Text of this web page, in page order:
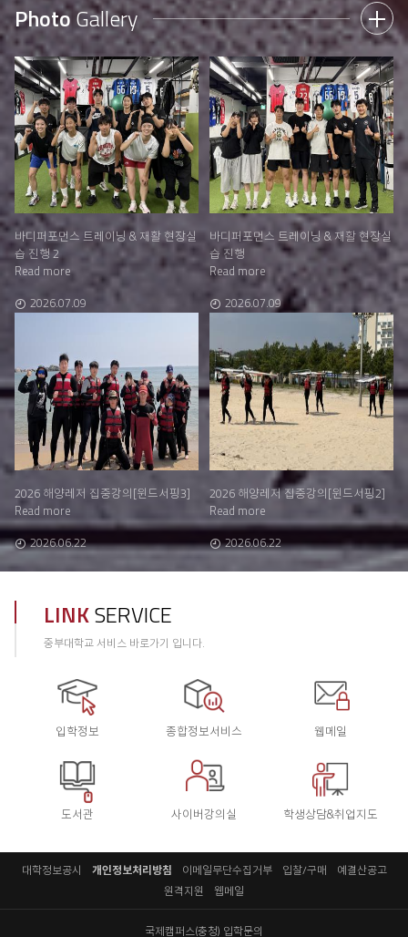
PhotoGallery
2026.07.09
바디퍼포먼스 트레이닝 & 재활 현장실
습 진행 2
Read more
2026.07.09
바디퍼포먼스 트레이닝 & 재활 현장실
습 진행
Read more
2026.06.22
2026 해양레저 집중강의[윈드서핑3]
Read more
2026.06.22
2026 해양레저 집중강의[윈드서핑2]
Read more
더
보
기
LINKSERVICE
중부대학교 서비스 바로가기 입니다.
입학정보 종합정보서비스 웹메일
도서관 사이버강의실 학생상담&취업지도
대학정보공시 개인정보처리방침 이메일무단수집거부 입찰/구매
예결산공고
원격지원
웹메일
국제캠퍼스(충청) 입학문의